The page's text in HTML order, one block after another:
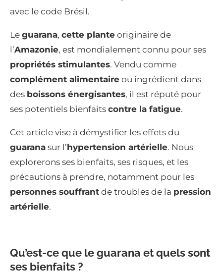
avec le code Brésil.
Le guarana, cette plante originaire de
l’Amazonie, est mondialement connu pour ses
propriétés stimulantes. Vendu comme
complément alimentaire ou ingrédient dans
des boissons énergisantes, il est réputé pour
ses potentiels bienfaits contre la fatigue.
Cet article vise à démystifier les effets du
guarana sur l’hypertension artérielle. Nous
explorerons ses bienfaits, ses risques, et les
précautions à prendre, notamment pour les
personnes souffrant de troubles de la pression
artérielle.
Qu’est-ce que le guarana et quels sont
ses bienfaits ?